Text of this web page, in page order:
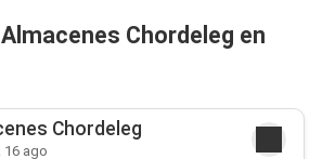
Chordeleg en
Chordeleg
16 ago